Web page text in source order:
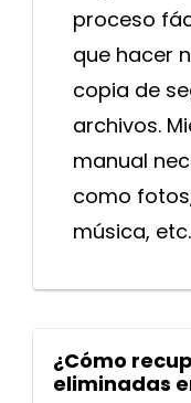
proceso
que hacer
copia de
archivos.
manual
como
música, etc.
¿Cómo
eliminadas